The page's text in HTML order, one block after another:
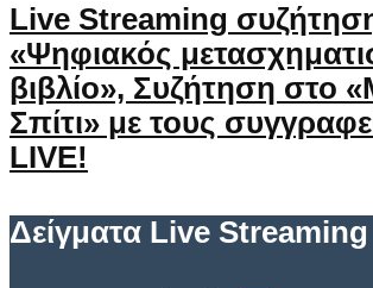
Live Streaming
«Ψηφιακός
βιβλίο», Συζήτηση στο
Σπίτι» με τους
LIVE!
Δείγματα Live Streaming